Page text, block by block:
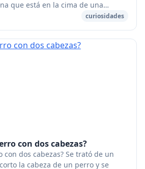
que está en la cima de una
cerillo encendido a 80 k...curiosidades
con dos cabezas?
con dos cabezas? Se trató de un
la cabeza de un perro y se